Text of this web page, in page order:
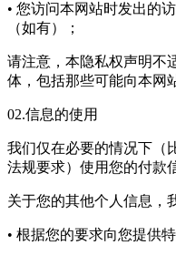
• 您访问本网站时发出的
（如有）；
请注意，本隐私权声明不
体，包括那些可能向本网
02.信息的使用
我们仅在必要的情况下（
法规要求）使用您的付款
关于您的其他个人信息，
• 根据您的要求向您提供